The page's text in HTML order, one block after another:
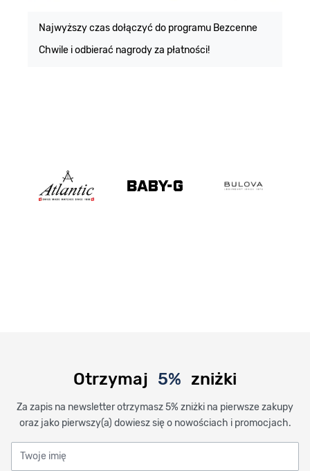
Najwyższy czas dołączyć do programu Bezcenne
Chwile i odbierać nagrody za płatności!
Otrzymaj 5% zniżki
Za zapis na newsletter otrzymasz 5% zniżki na pierwsze zakupy
oraz jako pierwszy(a) dowiesz się o nowościach i promocjach.
Twoje imię